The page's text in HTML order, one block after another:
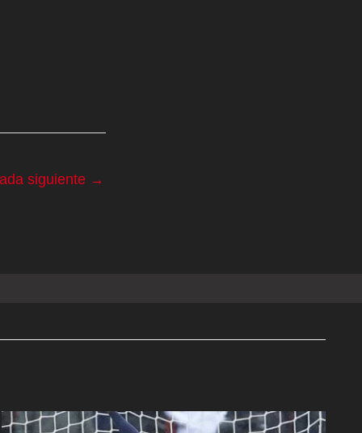
siguiente →